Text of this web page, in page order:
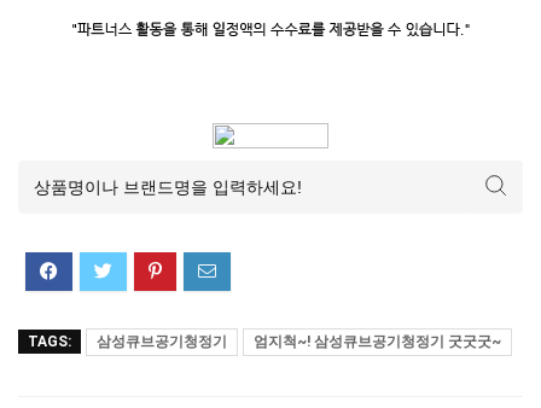
TAGS: 삼성큐브공기청정기 엄지척~! 삼성큐브공기청정기 굿굿굿~